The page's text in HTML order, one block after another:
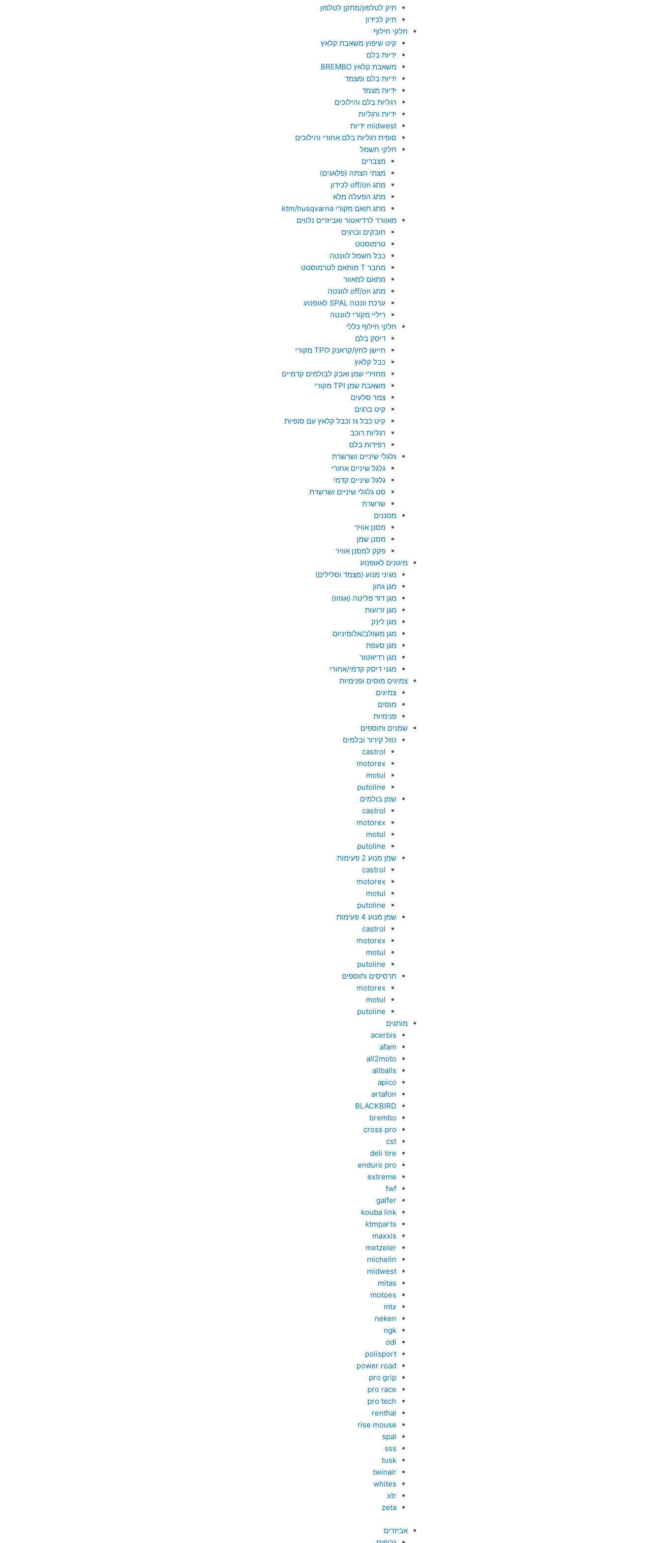
תיק לטלפון/מתקן לטלפון
תיק לכידון
חלקי חילוף
קיט שיפוץ משאבת קלאץ
ידיות בלם
משאבת קלאץ BREMBO
ידיות בלם ומצמד
ידיות מצמד
רגליות בלם והילוכים
ידיות ורגליות
midwest ידיות
סופית רגליות בלם אחורי והילוכים
חלקי חשמל
מצברים
מצתי הצתה (פלאגים)
מתג off/on לכידון
מתג הפעלה מלא
מתג תואם מקורי ktm/husqvarna
מאוורר לרדיאטור ואביזרים נלווים
חובקים וברגים
טרמוסטט
כבל חשמל לוונטה
מחבר T מותאם לטרמוסטט
מתאם למאוור
מתג off/on לוונטה
ערכת וונטה SPAL לאופנוע
ריליי מקורי לוונטה
חלקי חילוף כללי
דיסק בלם
חיישן לחץ/קראנק לTPI מקורי
כבל קלאץ
מחזירי שמן ואבק לבולמים קדמיים
משאבת שמן TPI מקורי
צמר סלעים
קיט ברגים
קיט כבל גז וכבל קלאץ עם סופיות
רגליות רוכב
רפידות בלם
גלגלי שיניים ושרשרת
גלגל שיניים אחורי
גלגל שיניים קדמי
סט גלגלי שיניים ושרשרת
שרשרת
מסננים
מסנן אוויר
מסנן שמן
פקק למסנן אוויר
מיגונים לאופנוע
מגיני מנוע (מצמד וסלילים)
מגן גחון
מגן דוד פליטה (אגזוז)
מגן זרועות
מגן לינק
מגן משולב/אלומיניום
מגן סעפת
מגן רדיאטור
מגני דיסק קדמי/אחורי
צמיגים מוסים ופנימיות
צמיגים
מוסים
פנימיות
שמנים ותוספים
נוזל קירור ובלמים
castrol
motorex
motul
putoline
שמן בולמים
castrol
motorex
motul
putoline
שמן מנוע 2 פעימות
castrol
motorex
motul
putoline
שמן מנוע 4 פעימות
castrol
motorex
motul
putoline
תרסיסים ותוספים
motorex
motul
putoline
מותגים
acerbis
afam
all2moto
allballs
apico
artafon
BLACKBIRD
brembo
cross pro
cst
deli tire
enduro pro
extreme
fwf
galfer
kouba link
ktmparts
maxxis
metzeler
michelin
midwest
mitas
motoes
mtx
neken
ngk
odi
polisport
power road
pro grip
pro race
pro tech
renthal
rise mouse
spal
sss
tusk
twinair
whites
xtr
zeta
אביזרים